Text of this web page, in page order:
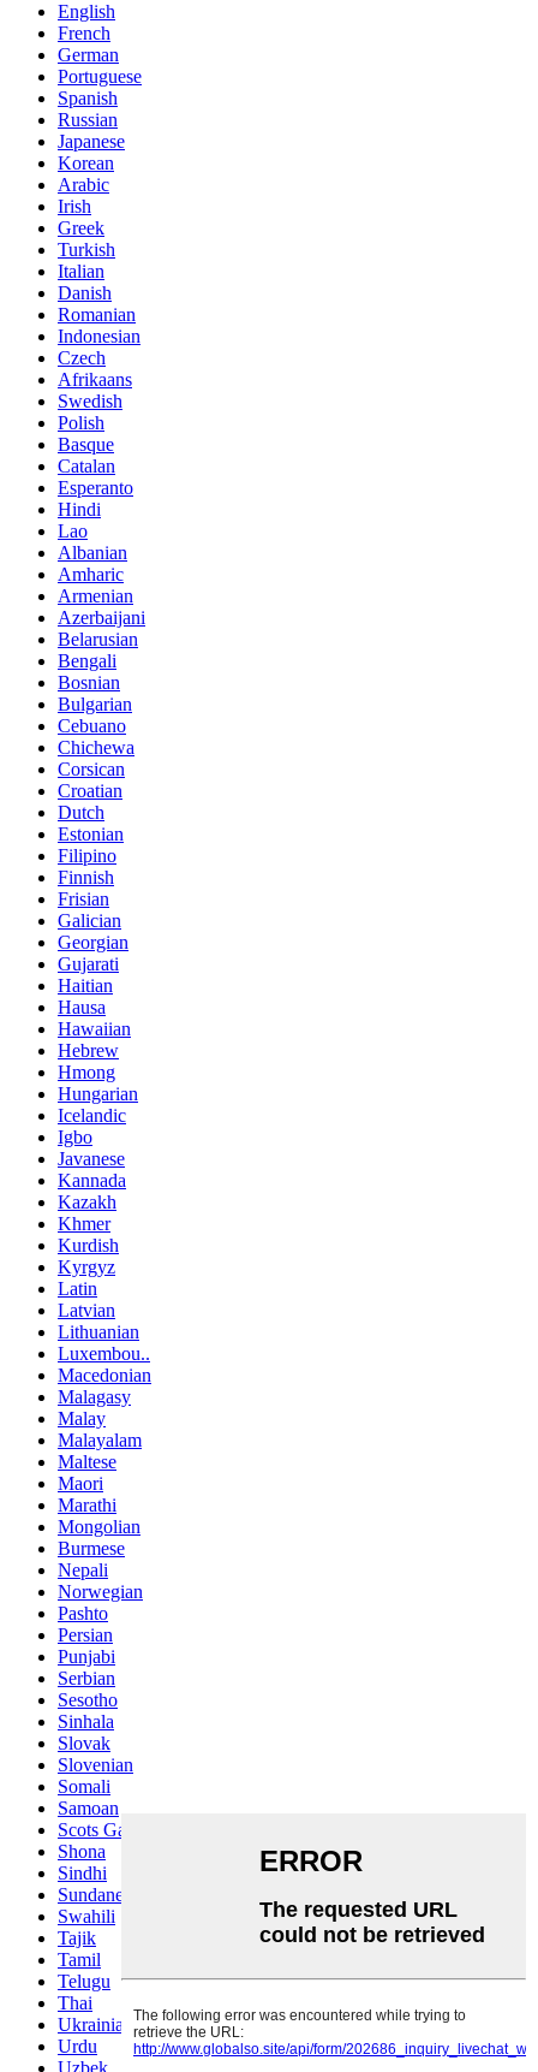
English
French
German
Portuguese
Spanish
Russian
Japanese
Korean
Arabic
Irish
Greek
Turkish
Italian
Danish
Romanian
Indonesian
Czech
Afrikaans
Swedish
Polish
Basque
Catalan
Esperanto
Hindi
Lao
Albanian
Amharic
Armenian
Azerbaijani
Belarusian
Bengali
Bosnian
Bulgarian
Cebuano
Chichewa
Corsican
Croatian
Dutch
Estonian
Filipino
Finnish
Frisian
Galician
Georgian
Gujarati
Haitian
Hausa
Hawaiian
Hebrew
Hmong
Hungarian
Icelandic
Igbo
Javanese
Kannada
Kazakh
Khmer
Kurdish
Kyrgyz
Latin
Latvian
Lithuanian
Luxembou..
Macedonian
Malagasy
Malay
Malayalam
Maltese
Maori
Marathi
Mongolian
Burmese
Nepali
Norwegian
Pashto
Persian
Punjabi
Serbian
Sesotho
Sinhala
Slovak
Slovenian
Somali
Samoan
Scots Gaelic
Shona
Sindhi
Sundanese
Swahili
Tajik
Tamil
Telugu
Thai
Ukrainian
Urdu